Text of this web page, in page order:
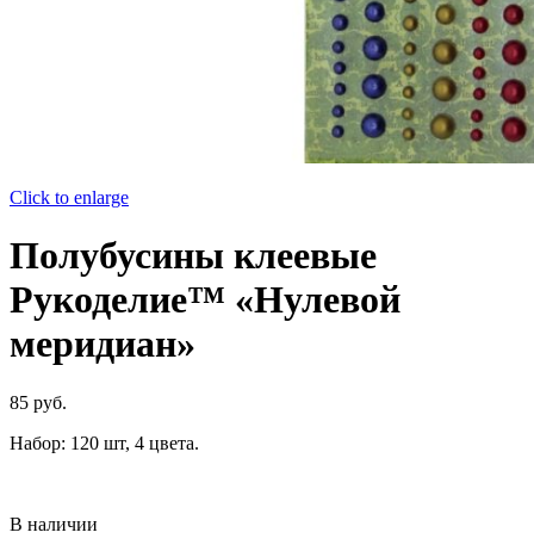
Click to enlarge
Полубусины клеевые
Рукоделие™ «Нулевой
меридиан»
85 руб.
Набор: 120 шт, 4 цвета.
В наличии